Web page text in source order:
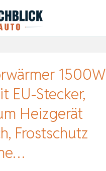
1500W
EU-Stecker,
Heizgerät
Frostschutz